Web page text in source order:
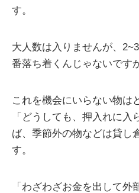
す。
大人数は入りませんが、
番落ち着くんじゃないです
これを機会にいらない物は
「どうしても、押入れに
ば、季節外の物などは貸し
す。
「わざわざお金を出して外